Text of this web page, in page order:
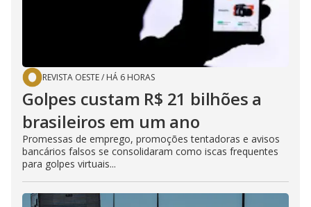
REVISTA OESTE/ HÁ 6 HORAS
Golpes custam R$ 21 bilhões a
brasileiros em um ano
Promessas de emprego, promoções tentadoras e avisos
bancários falsos se consolidaram como iscas frequentes
para golpes virtuais...